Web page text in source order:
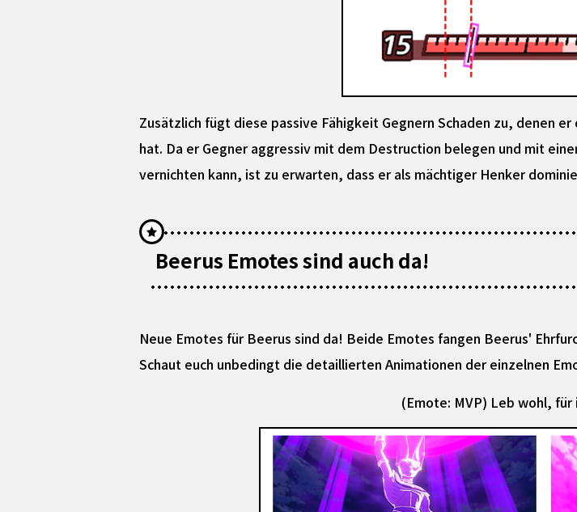
Zusätzlich fügt diese passive Fähigkeit Gegnern Schaden zu, denen
hat. Da er Gegner aggressiv mit dem Destruction belegen und mit
vernichten kann, ist zu erwarten, dass er als mächtiger Henker
Beerus Emotes sind auch da!
Neue Emotes für Beerus sind da! Beide Emotes fangen Beerus'
Schaut euch unbedingt die detaillierten Animationen der einzelnen
(Emote: MVP) Leb wohl,